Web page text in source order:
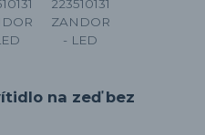
na zeď bez